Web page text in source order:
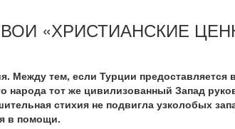
«ХРИСТИАНСКИЕ
Между тем, если Турции предоставляется
народа тот же цивилизованный Запад
стихия не подвигла узколобых
в помощи.